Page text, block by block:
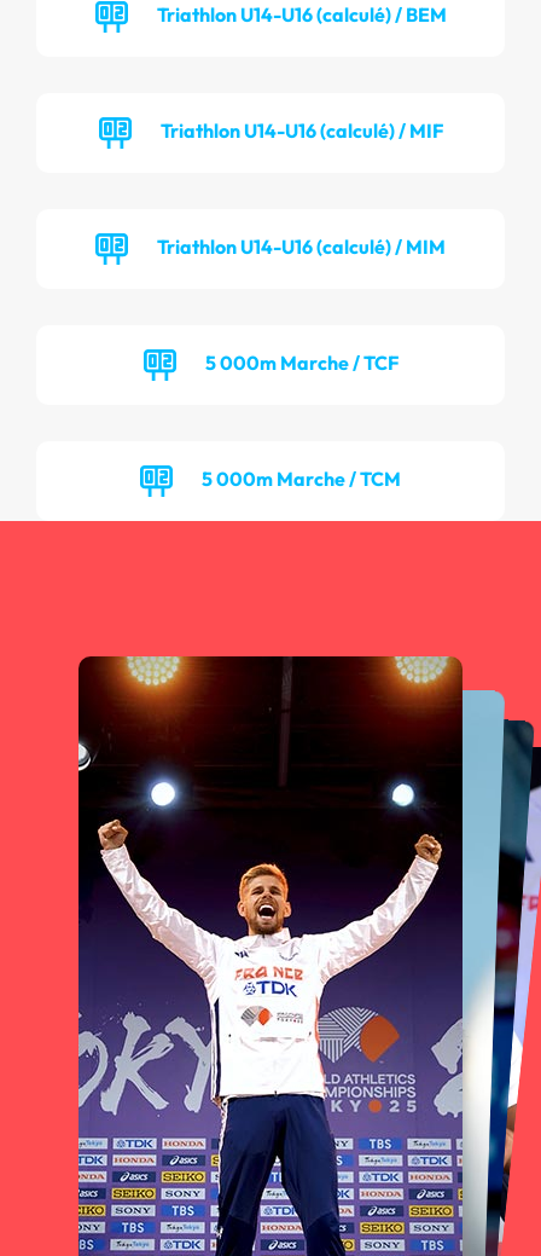
Triathlon U14-U16 (calculé) / BEM
Triathlon U14-U16 (calculé) / MIF
Triathlon U14-U16 (calculé) / MIM
5 000m Marche / TCF
5 000m Marche / TCM